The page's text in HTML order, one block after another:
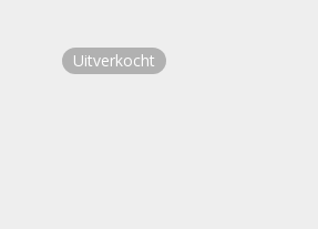
Uitverkocht